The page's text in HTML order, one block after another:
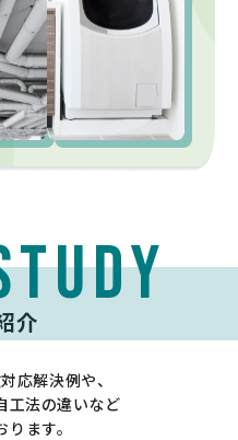
介
応解決例や、
工法の違いなど
ます。